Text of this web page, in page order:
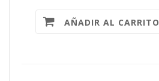
AÑADIR AL CARRITO